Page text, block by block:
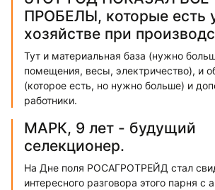
ПРОБЕЛЫ, которые есть
хозяйстве при
Тут и материальная база (нужно
помещения, весы, электричество), и
(которое есть, но нужно больше) и
работники.
МАРК, 9 лет - будущий
селекционер.
На Дне поля РОСАГРОТРЕЙД стал
интересного разговора этого парня с